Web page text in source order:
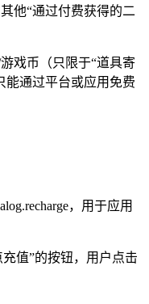
他“通过付费获得的二
戏币（只限于“道具寄
能通过平台或应用免费
，用于应用
值”的按钮，用户点击